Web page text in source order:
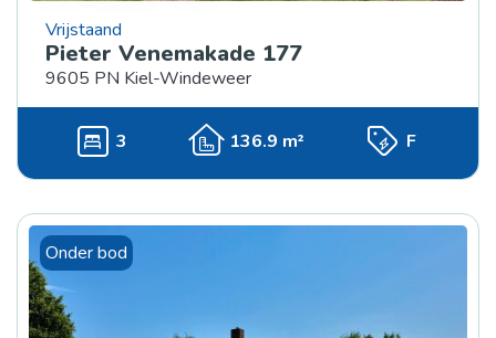
Vrijstaand
Pieter Venemakade 177
9605 PN Kiel-Windeweer
3 136.9 m² F
Onder bod